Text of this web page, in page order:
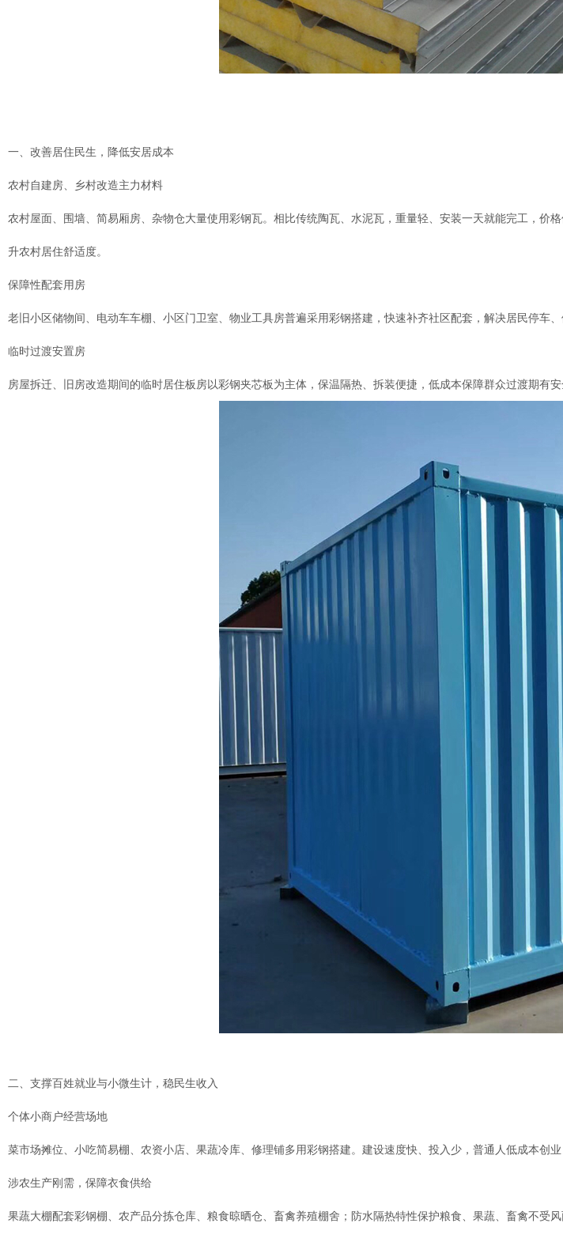
一、改善居住民生，降低安居成本
农村自建房、乡村改造主力材料
农村屋面、围墙、简易厢房、杂物仓大量使用彩钢瓦。相比传统陶瓦、水泥瓦，重量轻、安装一天就能完工，
升农村居住舒适度。
保障性配套用房
老旧小区储物间、电动车车棚、小区门卫室、物业工具房普遍采用彩钢搭建，快速补齐社区配套，解决居民停车
临时过渡安置房
房屋拆迁、旧房改造期间的临时居住板房以彩钢夹芯板为主体，保温隔热、拆装便捷，低成本保障群众过渡期有安
二、支撑百姓就业与小微生计，稳民生收入
个体小商户经营场地
菜市场摊位、小吃简易棚、农资小店、果蔬冷库、修理铺多用彩钢搭建。建设速度快、投入少，普通人低成本创
涉农生产刚需，保障衣食供给
果蔬大棚配套彩钢棚、农产品分拣仓库、粮食晾晒仓、畜禽养殖棚舍；防水隔热特性保护粮食、果蔬、畜禽不受